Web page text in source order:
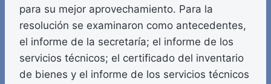
para su mejor aprovechamiento. Para la
resolución se examinaron como antecedentes,
el informe de la secretaría; el informe de los
servicios técnicos; el certificado del inventario
de bienes y el informe de los servicios técnicos